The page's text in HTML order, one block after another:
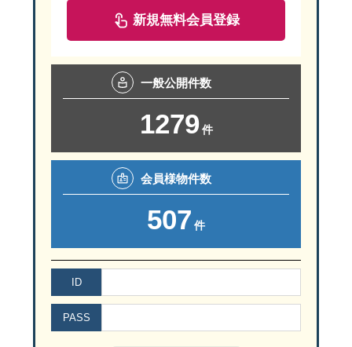
新規無料会員登録
一般公開件数
1279 件
会員様物件数
507 件
ID
PASS